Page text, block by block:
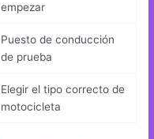
empezar
Puesto de conducción
de prueba
Elegir el tipo correcto de
motocicleta